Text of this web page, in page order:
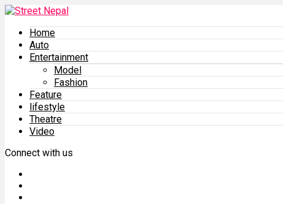
Home
Auto
Entertainment
Model
Fashion
Feature
lifestyle
Theatre
Video
Connect with us